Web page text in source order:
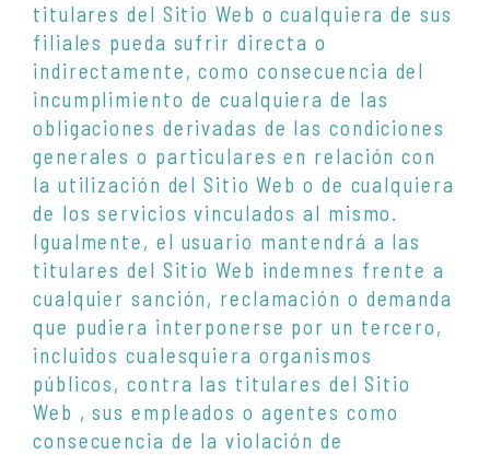
titulares del Sitio Web o cualquiera de sus
filiales pueda sufrir directa o
indirectamente, como consecuencia del
incumplimiento de cualquiera de las
obligaciones derivadas de las condiciones
generales o particulares en relación con
la utilización del Sitio Web o de cualquiera
de los servicios vinculados al mismo.
Igualmente, el usuario mantendrá a las
titulares del Sitio Web indemnes frente a
cualquier sanción, reclamación o demanda
que pudiera interponerse por un tercero,
incluidos cualesquiera organismos
públicos, contra las titulares del Sitio
Web , sus empleados o agentes como
consecuencia de la violación de